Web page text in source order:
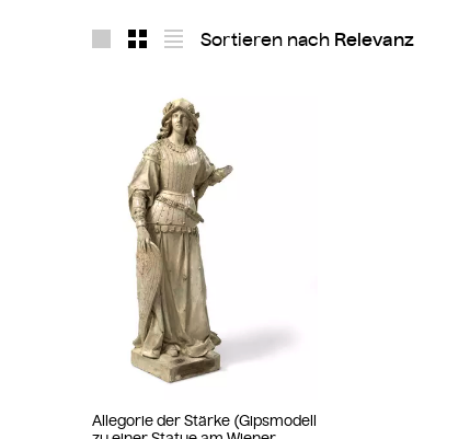
Layout 1Layout 2Layout 3Sortieren nach
Allegorie der Stärke (Gipsmodell